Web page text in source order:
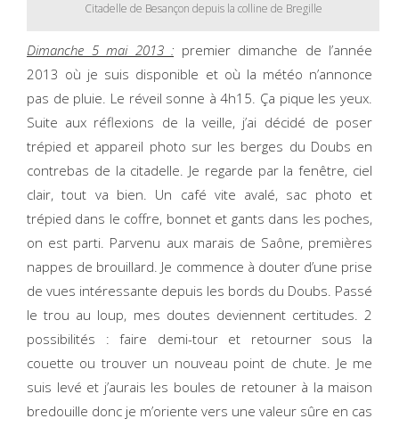
Citadelle de Besançon depuis la colline de Bregille
Dimanche 5 mai 2013 : premier dimanche de l’année
2013 où je suis disponible et où la météo n’annonce
pas de pluie. Le réveil sonne à 4h15. Ça pique les yeux.
Suite aux réflexions de la veille, j’ai décidé de poser
trépied et appareil photo sur les berges du Doubs en
contrebas de la citadelle. Je regarde par la fenêtre, ciel
clair, tout va bien. Un café vite avalé, sac photo et
trépied dans le coffre, bonnet et gants dans les poches,
on est parti. Parvenu aux marais de Saône, premières
nappes de brouillard. Je commence à douter d’une prise
de vues intéressante depuis les bords du Doubs. Passé
le trou au loup, mes doutes deviennent certitudes. 2
possibilités : faire demi-tour et retourner sous la
couette ou trouver un nouveau point de chute. Je me
suis levé et j’aurais les boules de retouner à la maison
bredouille donc je m’oriente vers une valeur sûre en cas